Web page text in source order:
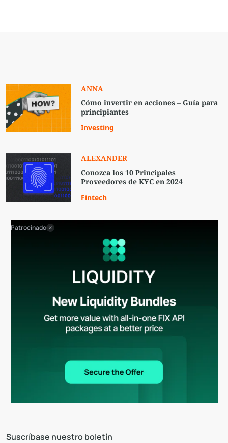
Suscríbase nuestro boletín
ANNA
Cómo invertir en acciones – Guía para
principiantes
Investing
ALEXANDER
Conozca los 10 Principales
Proveedores de KYC en 2024
Fintech
Patrocinado